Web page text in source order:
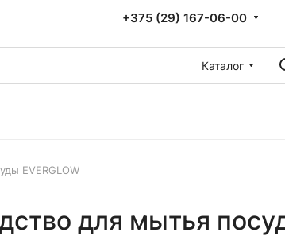
+375 (29) 167-06-00
Каталог
EVERGLOW
для мытья